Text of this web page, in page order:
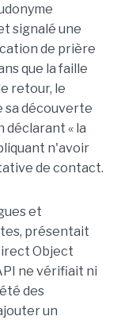
signalé une
de prière
que la faille
retour, le
sa découverte
déclarant « la
n'avoir
de contact.
et
présentait
Object
ne vérifiait ni
des
un